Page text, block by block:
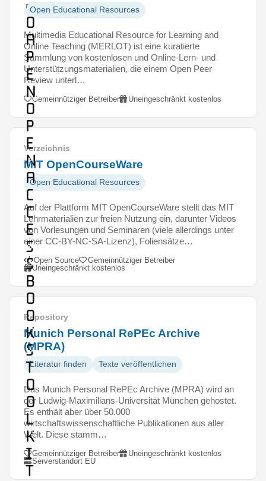
r
O
A
P
E
N
O
p
e
n
A
c
c
e
s
s
B
o
o
k
s
T
o
o
l
k
i
t
Open Educational Resources
Multimedia Educational Resource for Learning and
Online Teaching (MERLOT) ist eine kuratierte
Sammlung von kostenlosen und Online-Lern- und
Unterstützungsmaterialien, die einem Open Peer
Review unterl…
Gemeinnütziger Betreiber Uneingeschränkt kostenlos
Verzeichnis
MIT OpenCourseWare
Open Educational Resources
Auf der Plattform MIT OpenCourseWare stellt das MIT
Lehrmaterialien zur freien Nutzung ein, darunter Videos
von Vorlesungen und Seminaren (viele allerdings unter
einer CC-BY-NC-SA-Lizenz), Foliensätze…
Open Source
Gemeinnütziger Betreiber
Uneingeschränkt kostenlos
Repository
Munich Personal RePEc Archive
(MPRA)
Literatur finden Texte veröffentlichen
Das Munich Personal RePEc Archive (MPRA) wird an
der Ludwig-Maximilians-Universität München gehostet.
Es enthält aber über 50.000
wirtschaftswissenschaftliche Publikationen aus aller
Welt. Diese stamm…
Gemeinnütziger Betreiber
Uneingeschränkt kostenlos
Serverstandort EU